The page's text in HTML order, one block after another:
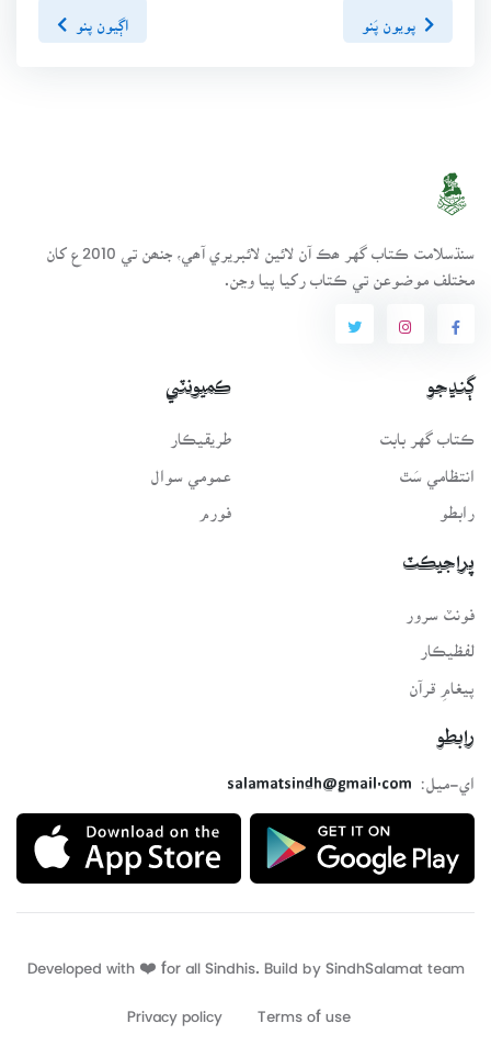
پويون پَنو اڳيون پنو
سنڌسلامت ڪتاب گهر ھڪ آن لائين لائبريري آھي، جنھن تي 2010ع کان
مختلف موضوعن تي ڪتاب رکيا پيا وڃن.
ڳنڍجو
ڪتاب گهر بابت
انتظامي سَٿ
رابطو
ڪميونٽي
طريقيڪار
عمومي سوال
فورم
پراجيڪٽ
لفظيڪار
پيغامِ قرآن
رابطو
اي-ميل:
salamatsindh@gmail.com
Developed with ❤️ for all Sindhis. Build by
Terms of use